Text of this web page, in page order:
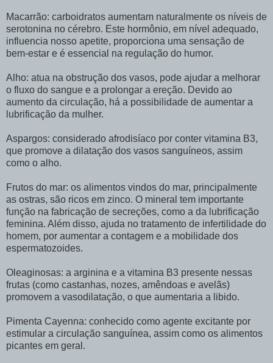
Macarrão: carboidratos aumentam naturalmente os níveis de
serotonina no cérebro. Este hormônio, em nível adequado,
influencia nosso apetite, proporciona uma sensação de
bem-estar e é essencial na regulação do humor.
Alho: atua na obstrução dos vasos, pode ajudar a melhorar
o fluxo do sangue e a prolongar a ereção. Devido ao
aumento da circulação, há a possibilidade de aumentar a
lubrificação da mulher.
Aspargos: considerado afrodisíaco por conter vitamina B3,
que promove a dilatação dos vasos sanguíneos, assim
como o alho.
Frutos do mar: os alimentos vindos do mar, principalmente
as ostras, são ricos em zinco. O mineral tem importante
função na fabricação de secreções, como a da lubrificação
feminina. Além disso, ajuda no tratamento de infertilidade do
homem, por aumentar a contagem e a mobilidade dos
espermatozoides.
Oleaginosas: a arginina e a vitamina B3 presente nessas
frutas (como castanhas, nozes, amêndoas e avelãs)
promovem a vasodilatação, o que aumentaria a libido.
Pimenta Cayenna: conhecido como agente excitante por
estimular a circulação sanguínea, assim como os alimentos
picantes em geral.